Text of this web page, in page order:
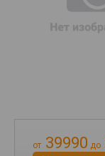
от 39990 до